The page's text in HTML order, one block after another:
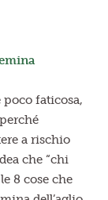
stabile
poco faticosa,
a rischio
che “chi
8 cose che